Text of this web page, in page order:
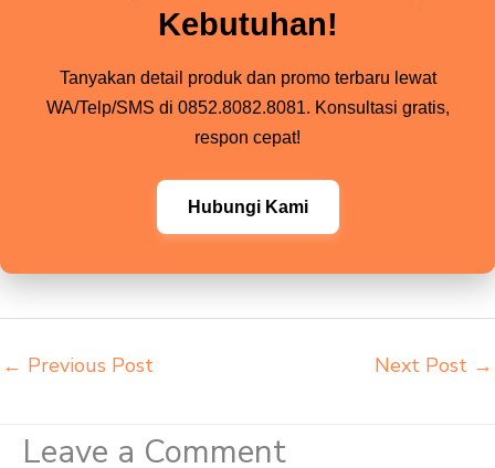
Kebutuhan!
Tanyakan detail produk dan promo terbaru lewat
WA/Telp/SMS di 0852.8082.8081. Konsultasi gratis,
respon cepat!
Hubungi Kami
← Previous Post Next Post →
Leave a Comment